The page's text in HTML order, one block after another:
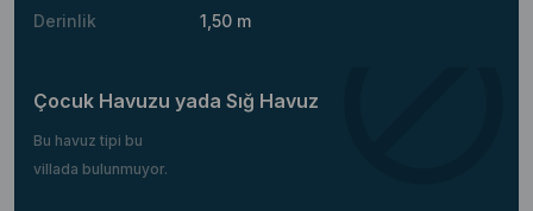
Derinlik
1,50 m
Çocuk Havuzu yada Sığ Havuz
Bu havuz tipi bu
villada bulunmuyor.